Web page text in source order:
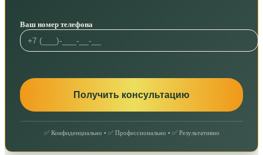
Ваш номер телефона
✅ Конфиденциально • ✅ Профессионально • ✅ Результативно